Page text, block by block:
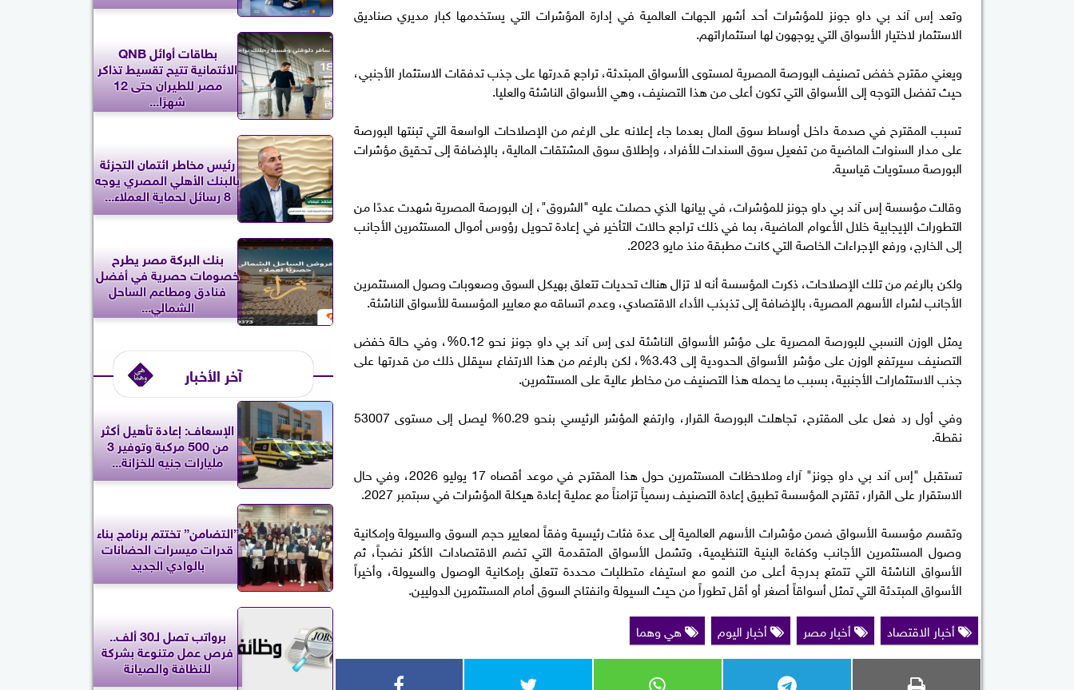
وتعد إس آند بي داو جونز للمؤشرات أحد أشهر الجهات العالمية في إدارة المؤشرات التي يستخدمها كبار مديري صناديق
الاستثمار لاختيار الأسواق التي يوجهون لها استثماراتهم.
ويعني مقترح خفض تصنيف البورصة المصرية لمستوى الأسواق المبتدئة، تراجع قدرتها على جذب تدفقات الاستثمار الأجنبي،
حيث تفضل التوجه إلى الأسواق التي تكون أعلى من هذا التصنيف، وهي الأسواق الناشئة والعليا.
تسبب المقترح في صدمة داخل أوساط سوق المال بعدما جاء إعلانه على الرغم من الإصلاحات الواسعة التي تبنتها البورصة
على مدار السنوات الماضية من تفعيل سوق السندات للأفراد، وإطلاق سوق المشتقات المالية، بالإضافة إلى تحقيق مؤشرات
البورصة مستويات قياسية.
وقالت مؤسسة إس آند بي داو جونز للمؤشرات، في بيانها الذي حصلت عليه "الشروق"، إن البورصة المصرية شهدت عددًا من
التطورات الإيجابية خلال الأعوام الماضية، بما في ذلك تراجع حالات التأخير في إعادة تحويل رؤوس أموال المستثمرين الأجانب
إلى الخارج، ورفع الإجراءات الخاصة التي كانت مطبقة منذ مايو 2023.
ولكن بالرغم من تلك الإصلاحات، ذكرت المؤسسة أنه لا تزال هناك تحديات تتعلق بهيكل السوق وصعوبات وصول المستثمرين
الأجانب لشراء الأسهم المصرية، بالإضافة إلى تذبذب الأداء الاقتصادي، وعدم اتساقه مع معايير المؤسسة للأسواق الناشئة.
يمثل الوزن النسبي للبورصة المصرية على مؤشر الأسواق الناشئة لدى إس آند بي داو جونز نحو 0.12%، وفي حالة خفض
التصنيف سيرتفع الوزن على مؤشر الأسواق الحدودية إلى 3.43%، لكن بالرغم من هذا الارتفاع سيقلل ذلك من قدرتها على
جذب الاستثمارات الأجنبية، بسبب ما يحمله هذا التصنيف من مخاطر عالية على المستثمرين.
وفي أول رد فعل على المقترح، تجاهلت البورصة القرار، وارتفع المؤشر الرئيسي بنحو 0.29% ليصل إلى مستوى 53007
نقطة.
تستقبل "إس آند بي داو جونز" آراء وملاحظات المستثمرين حول هذا المقترح في موعد أقصاه 17 يوليو 2026، وفي حال
الاستقرار على القرار، تقترح المؤسسة تطبيق إعادة التصنيف رسمياً تزامناً مع عملية إعادة هيكلة المؤشرات في سبتمبر 2027.
وتقسم مؤسسة الأسواق ضمن مؤشرات الأسهم العالمية إلى عدة فئات رئيسية وفقاً لمعايير حجم السوق والسيولة وإمكانية
وصول المستثمرين الأجانب وكفاءة البنية التنظيمية، وتشمل الأسواق المتقدمة التي تضم الاقتصادات الأكثر نضجاً، ثم
الأسواق الناشئة التي تتمتع بدرجة أعلى من النمو مع استيفاء متطلبات محددة تتعلق بإمكانية الوصول والسيولة، وأخيراً
الأسواق المبتدئة التي تمثل أسواقاً أصغر أو أقل تطوراً من حيث السيولة وانفتاح السوق أمام المستثمرين الدوليين.
أخبار الاقتصاد
أخبار مصر أخبار اليوم هي وهما
بطاقات أوائل QNB
الائتمانية تتيح تقسيط تذاكر
مصر للطيران حتى 12
شهرًا...
رئيس مخاطر ائتمان التجزئة
بالبنك الأهلي المصري يوجه
8 رسائل لحماية العملاء...
بنك البركة مصر يطرح
خصومات حصرية في أفضل
فنادق ومطاعم الساحل
الشمالي...
آخر الأخبار
الإسعاف: إعادة تأهيل أكثر
من 500 مركبة وتوفير 3
مليارات جنيه للخزانة...
”التضامن” تختتم برنامج بناء
قدرات ميسرات الحضانات
بالوادي الجديد
برواتب تصل لـ30 ألف..
فرص عمل متنوعة بشركة
للنظافة والصيانة